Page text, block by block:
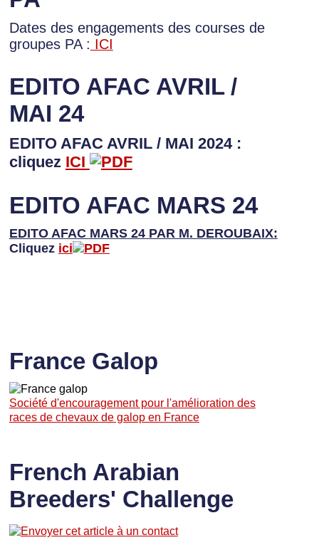
Dates des engagements des courses de
groupes PA : ICI
EDITO AFAC AVRIL /
MAI 24
EDITO AFAC AVRIL / MAI 2024 :
cliquez ICI
EDITO AFAC MARS 24
EDITO AFAC MARS 24 PAR M. DEROUBAIX:
Cliquez ici
France Galop
Société d'encouragement pour l'amélioration des
races de chevaux de galop en France
French Arabian
Breeders' Challenge